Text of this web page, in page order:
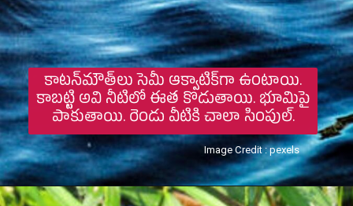
Image Credit : pexels
కాటన్‌మౌత్‌లు సెమీ ఆక్వాటిక్‌గా ఉంటాయి.
కాబట్టి అవి నీటిలో ఈత కొడుతాయి. భూమిపై
పాకుతాయి. రెండు వీటికి చాలా సింపుల్.